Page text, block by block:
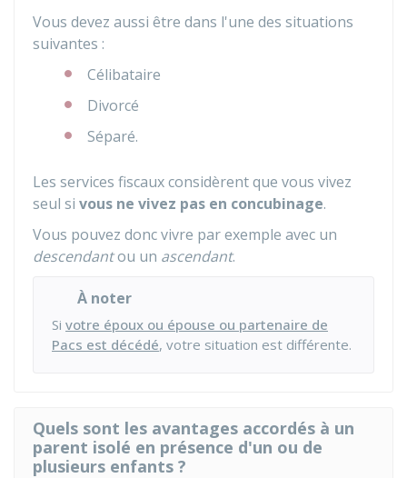
Vous devez aussi être dans l'une des situations
suivantes :
Célibataire
Divorcé
Séparé.
Les services fiscaux considèrent que vous vivez
seul si vous ne vivez pas en concubinage.
Vous pouvez donc vivre par exemple avec un
descendantou un ascendant.
À noter
Si votre époux ou épouse ou partenaire de
Pacs est décédé, votre situation est différente.
Quels sont les avantages accordés à un
parent isolé en présence d'un ou de
plusieurs enfants ?